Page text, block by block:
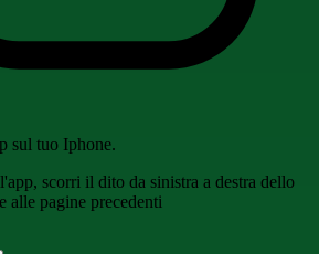
sul tuo Iphone.
scorri il dito da sinistra a destra dello
alle pagine precedenti